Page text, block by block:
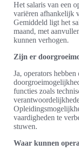
Het salaris van een
variëren afhankelijk
Gemiddeld ligt het
maand, met
kunnen verhogen.
Zijn er
Ja, operators hebben
functies zoals
vaardigheden te
stuwen.
Waar kunnen